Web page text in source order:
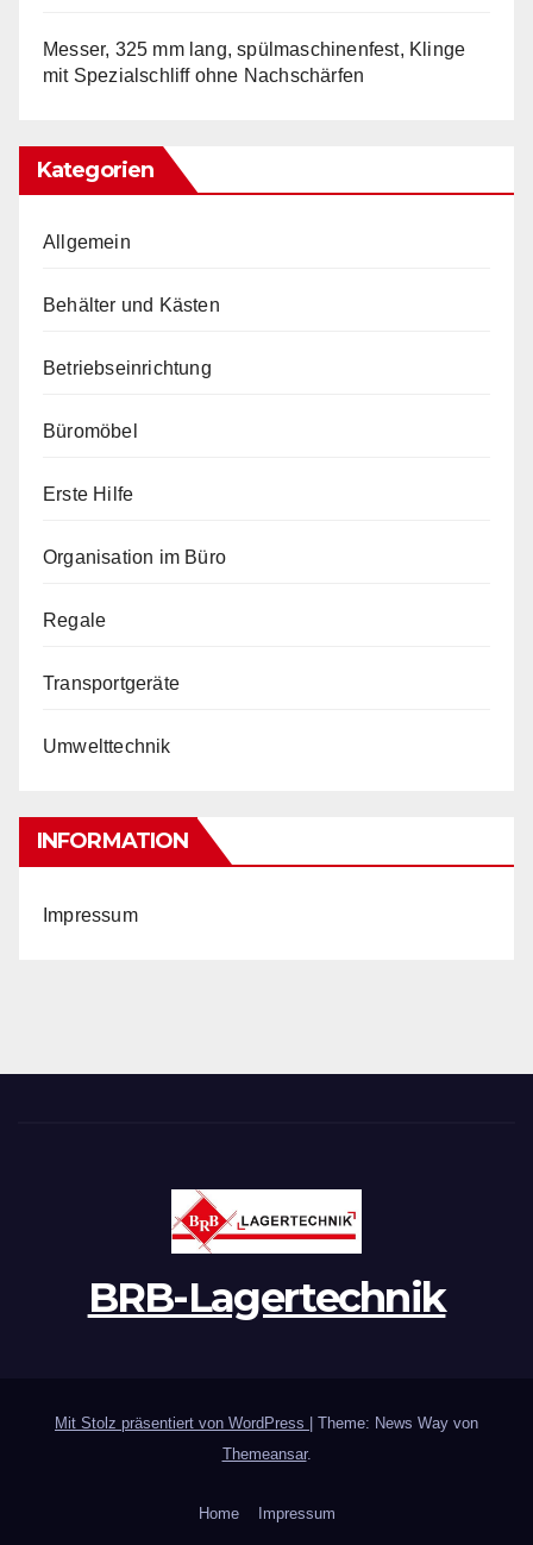
Messer, 325 mm lang, spülmaschinenfest, Klinge
mit Spezialschliff ohne Nachschärfen
Kategorien
Allgemein
Behälter und Kästen
Betriebseinrichtung
Büromöbel
Erste Hilfe
Organisation im Büro
Regale
Transportgeräte
Umwelttechnik
INFORMATION
Impressum
BRB-Lagertechnik
Mit Stolz präsentiert von WordPress | Theme: News Way von
Themeansar.
Home Impressum